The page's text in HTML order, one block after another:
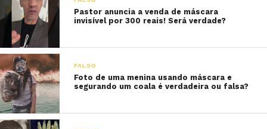
Pastor anuncia a venda de máscara
invisível por 300 reais! Será verdade?
FALSO
Foto de uma menina usando máscara e
segurando um coala é verdadeira ou falsa?